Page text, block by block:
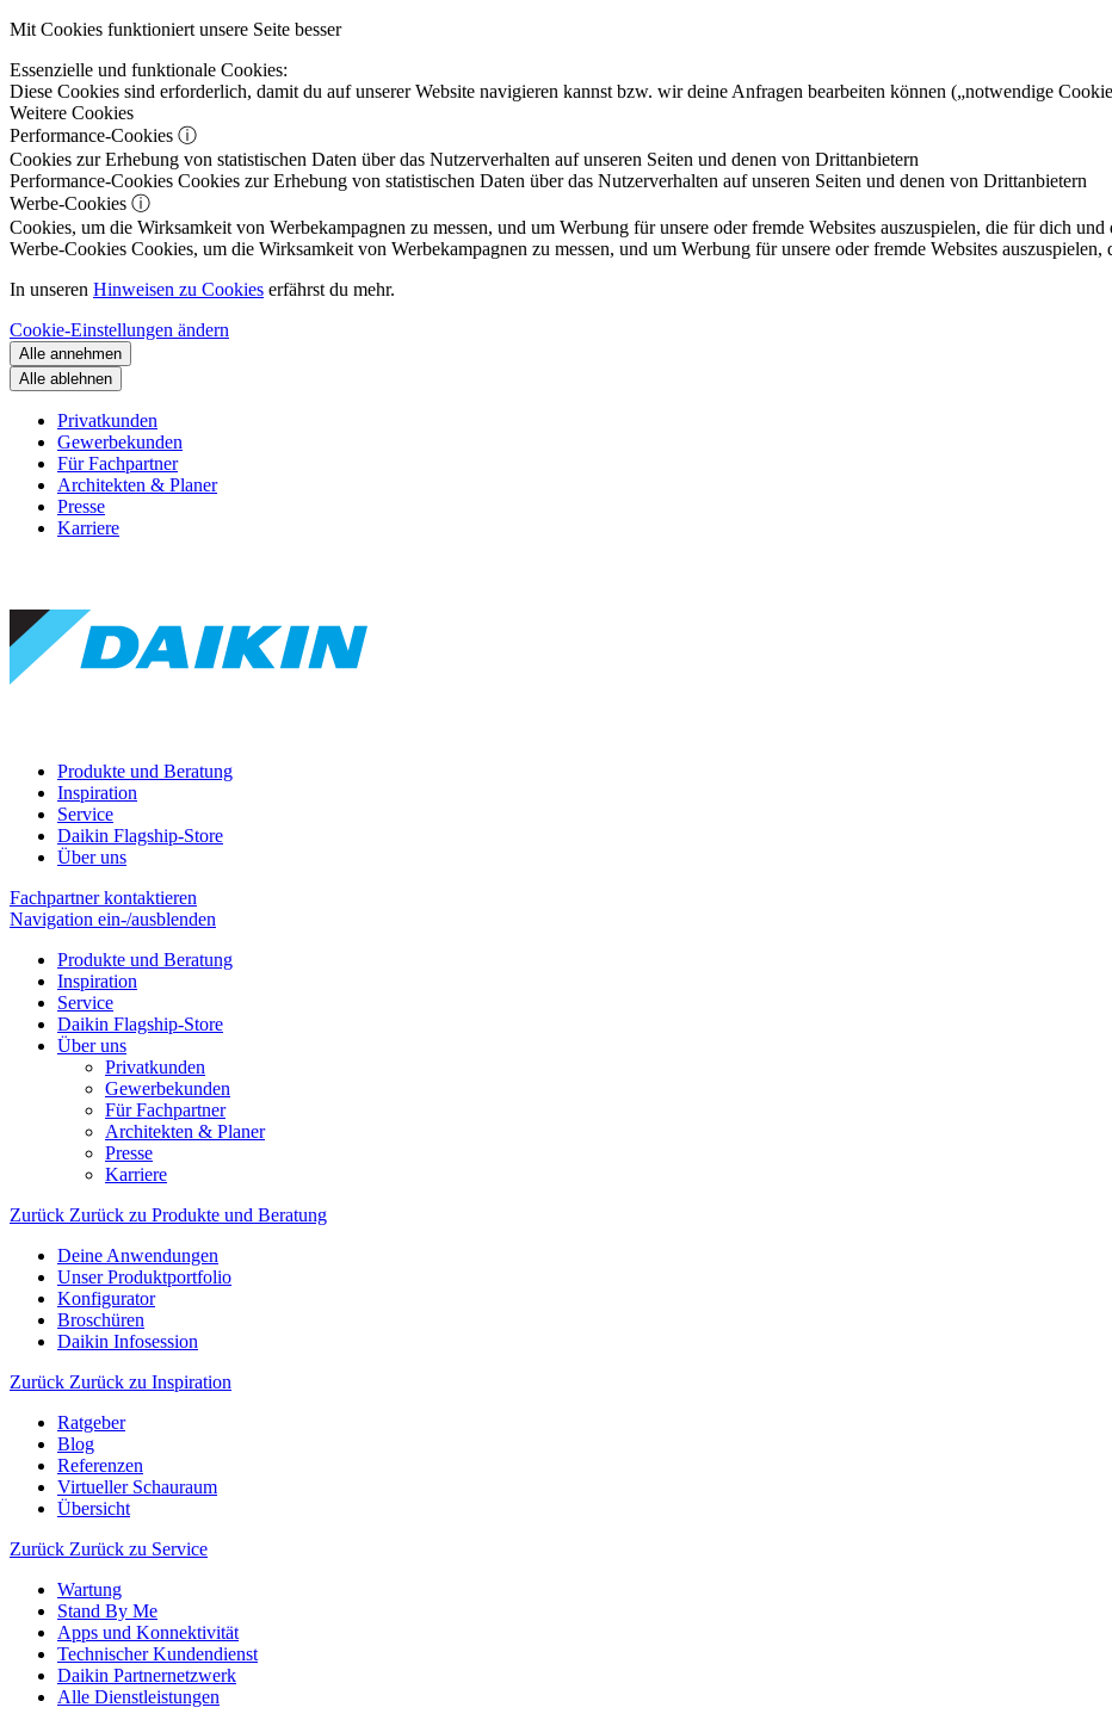
Mit Cookies funktioniert unsere Seite besser
Essenzielle und funktionale Cookies:
Diese Cookies sind erforderlich, damit du auf unserer Website navigieren kannst bzw. wir deine Anfragen bearbeiten können („notwendige
Weitere Cookies
Performance-Cookies ⓘ
Cookies zur Erhebung von statistischen Daten über das Nutzerverhalten auf unseren Seiten und denen von Drittanbietern
Performance-Cookies Cookies zur Erhebung von statistischen Daten über das Nutzerverhalten auf unseren Seiten und denen von Drittanbietern
Werbe-Cookies ⓘ
Cookies, um die Wirksamkeit von Werbekampagnen zu messen, und um Werbung für unsere oder fremde Websites auszuspielen, die für dich und
Werbe-Cookies Cookies, um die Wirksamkeit von Werbekampagnen zu messen, und um Werbung für unsere oder fremde Websites
In unseren Hinweisen zu Cookies erfährst du mehr.
Cookie-Einstellungen ändern
Alle annehmen
Alle ablehnen
Privatkunden
Gewerbekunden
Für Fachpartner
Architekten & Planer
Presse
Karriere
Produkte und Beratung
Inspiration
Service
Daikin Flagship-Store
Über uns
Fachpartner kontaktieren
Navigation ein-/ausblenden
Produkte und Beratung
Inspiration
Service
Daikin Flagship-Store
Über uns
Privatkunden
Gewerbekunden
Für Fachpartner
Architekten & Planer
Presse
Karriere
Zurück Zurück zu Produkte und Beratung
Deine Anwendungen
Unser Produktportfolio
Konfigurator
Broschüren
Daikin Infosession
Zurück Zurück zu Inspiration
Ratgeber
Blog
Referenzen
Virtueller Schauraum
Übersicht
Zurück Zurück zu Service
Wartung
Stand By Me
Apps und Konnektivität
Technischer Kundendienst
Daikin Partnernetzwerk
Alle Dienstleistungen